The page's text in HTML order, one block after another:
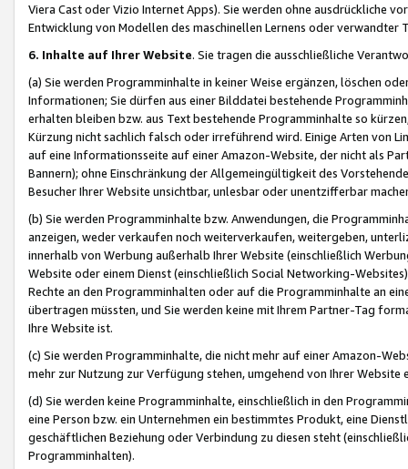
Viera Cast oder Vizio Internet Apps). Sie werden ohne ausdrückliche
Entwicklung von Modellen des maschinellen Lernens oder
6. Inhalte auf Ihrer Website. Sie tragen die ausschließliche
(a) Sie werden Programminhalte in keiner Weise ergänzen, löschen
Informationen; Sie dürfen aus einer Bilddatei bestehende
erhalten bleiben bzw. aus Text bestehende Programminhalte so
Kürzung nicht sachlich falsch oder irreführend wird. Einige Arten von
auf eine Informationsseite auf einer Amazon-Website, der nicht als
Bannern); ohne Einschränkung der Allgemeingültigkeit des
Besucher Ihrer Website unsichtbar, unlesbar oder unentzifferbar
(b) Sie werden Programminhalte bzw. Anwendungen, die
anzeigen, weder verkaufen noch weiterverkaufen, weitergeben,
innerhalb von Werbung außerhalb Ihrer Website (einschließlich
Website oder einem Dienst (einschließlich Social Networking-
Rechte an den Programminhalten oder auf die Programminhalte an
übertragen müssten, und Sie werden keine mit Ihrem Partner-Tag
Ihre Website ist.
(c) Sie werden Programminhalte, die nicht mehr auf einer Amazon-
mehr zur Nutzung zur Verfügung stehen, umgehend von Ihrer
(d) Sie werden keine Programminhalte, einschließlich in den
eine Person bzw. ein Unternehmen ein bestimmtes Produkt, eine
geschäftlichen Beziehung oder Verbindung zu diesen steht
Programminhalten).